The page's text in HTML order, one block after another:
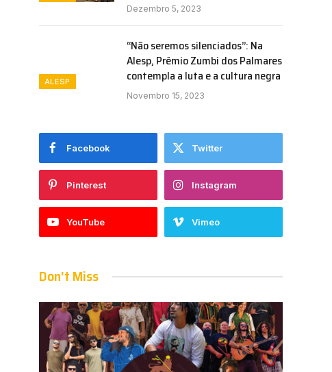
Dezembro 5, 2023
ALESP
“Não seremos silenciados”: Na
Alesp, Prêmio Zumbi dos Palmares
contempla a luta e a cultura negra
Novembro 15, 2023
Facebook Twitter
Pinterest Instagram
YouTube Vimeo
Don't Miss